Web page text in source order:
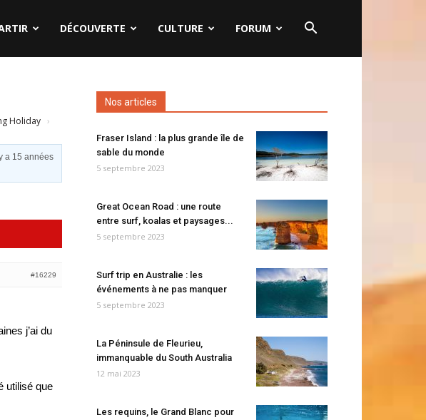
DÉCOUVERTE CULTURE FORUM
Holiday ›
a 15 années
#16229
j’ai du
utilisé que
Nos articles
Fraser Island : la plus grande île de
sable du monde
5 septembre 2023
Great Ocean Road : une route
entre surf, koalas et paysages...
5 septembre 2023
Surf trip en Australie : les
événements à ne pas manquer
5 septembre 2023
La Péninsule de Fleurieu,
immanquable du South Australia
12 mai 2023
Les requins, le Grand Blanc pour